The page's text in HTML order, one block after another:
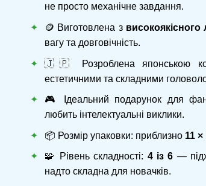
не просто механічне завдання.
🪙 Виготовлена з
вагу та довговічність.
🇯🇵 Розроблена японською
естетичними та складними
🎮 Ідеальний подарунок для
любить інтелектуальні виклики.
📦 Розмір упаковки: приблизно 11 ×
🧩 Рівень складності: 4 із 6 —
надто складна для новачків.